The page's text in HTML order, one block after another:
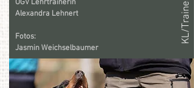
ÖGV Lehrtrainerin
Alexandra Lehnert
Fotos:
Jasmin Weichselbaumer